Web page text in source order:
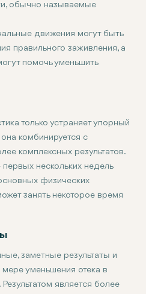
обычно называемые
движения могут быть
правильного заживления, а
помочь уменьшить
только устраняет упорный
комбинируется с
комплексных результатов.
первых нескольких недель
физических
занять некоторое время
заметные результаты и
уменьшения отека в
является более